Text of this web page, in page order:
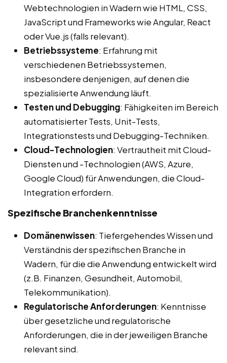
Webtechnologien in Wadern wie HTML, CSS,
JavaScript und Frameworks wie Angular, React
oder Vue.js (falls relevant).
Betriebssysteme: Erfahrung mit
verschiedenen Betriebssystemen,
insbesondere denjenigen, auf denen die
spezialisierte Anwendung läuft.
Testen und Debugging: Fähigkeiten im Bereich
automatisierter Tests, Unit-Tests,
Integrationstests und Debugging-Techniken.
Cloud-Technologien: Vertrautheit mit Cloud-
Diensten und -Technologien (AWS, Azure,
Google Cloud) für Anwendungen, die Cloud-
Integration erfordern.
Spezifische Branchenkenntnisse
Domänenwissen: Tiefergehendes Wissen und
Verständnis der spezifischen Branche in
Wadern, für die die Anwendung entwickelt wird
(z.B. Finanzen, Gesundheit, Automobil,
Telekommunikation).
Regulatorische Anforderungen: Kenntnisse
über gesetzliche und regulatorische
Anforderungen, die in der jeweiligen Branche
relevant sind.